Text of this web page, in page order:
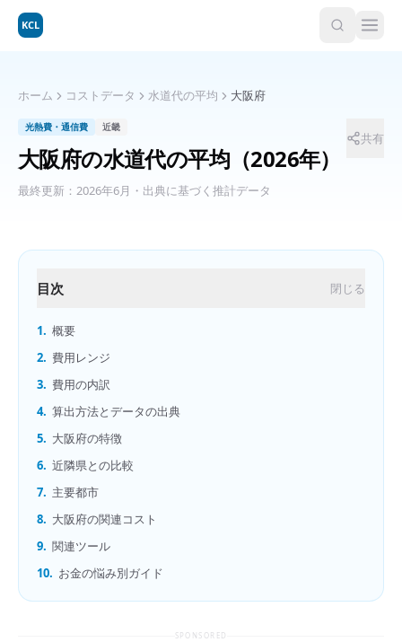
KCL
ホーム コストデータ 水道代の平均 大阪府
光熱費・通信費 近畿
大阪府の水道代の平均 （2026年）
最終更新： 2026年6月 ・出典に基づく推計データ
共有
目次 閉じる
1. 概要
2. 費用レンジ
3. 費用の内訳
4. 算出方法とデータの出典
5. 大阪府の特徴
6. 近隣県との比較
7. 主要都市
8. 大阪府の関連コスト
9. 関連ツール
10. お金の悩み別ガイド
SPONSORED